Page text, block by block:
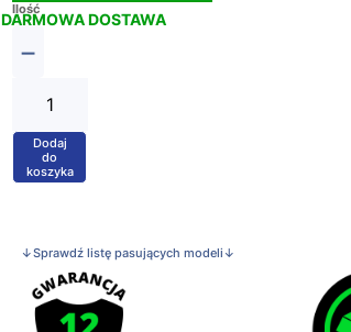
DARMOWA DOSTAWA
Ilość
−
+
Dodaj
do
koszyka
↓Sprawdź listę pasujących modeli↓